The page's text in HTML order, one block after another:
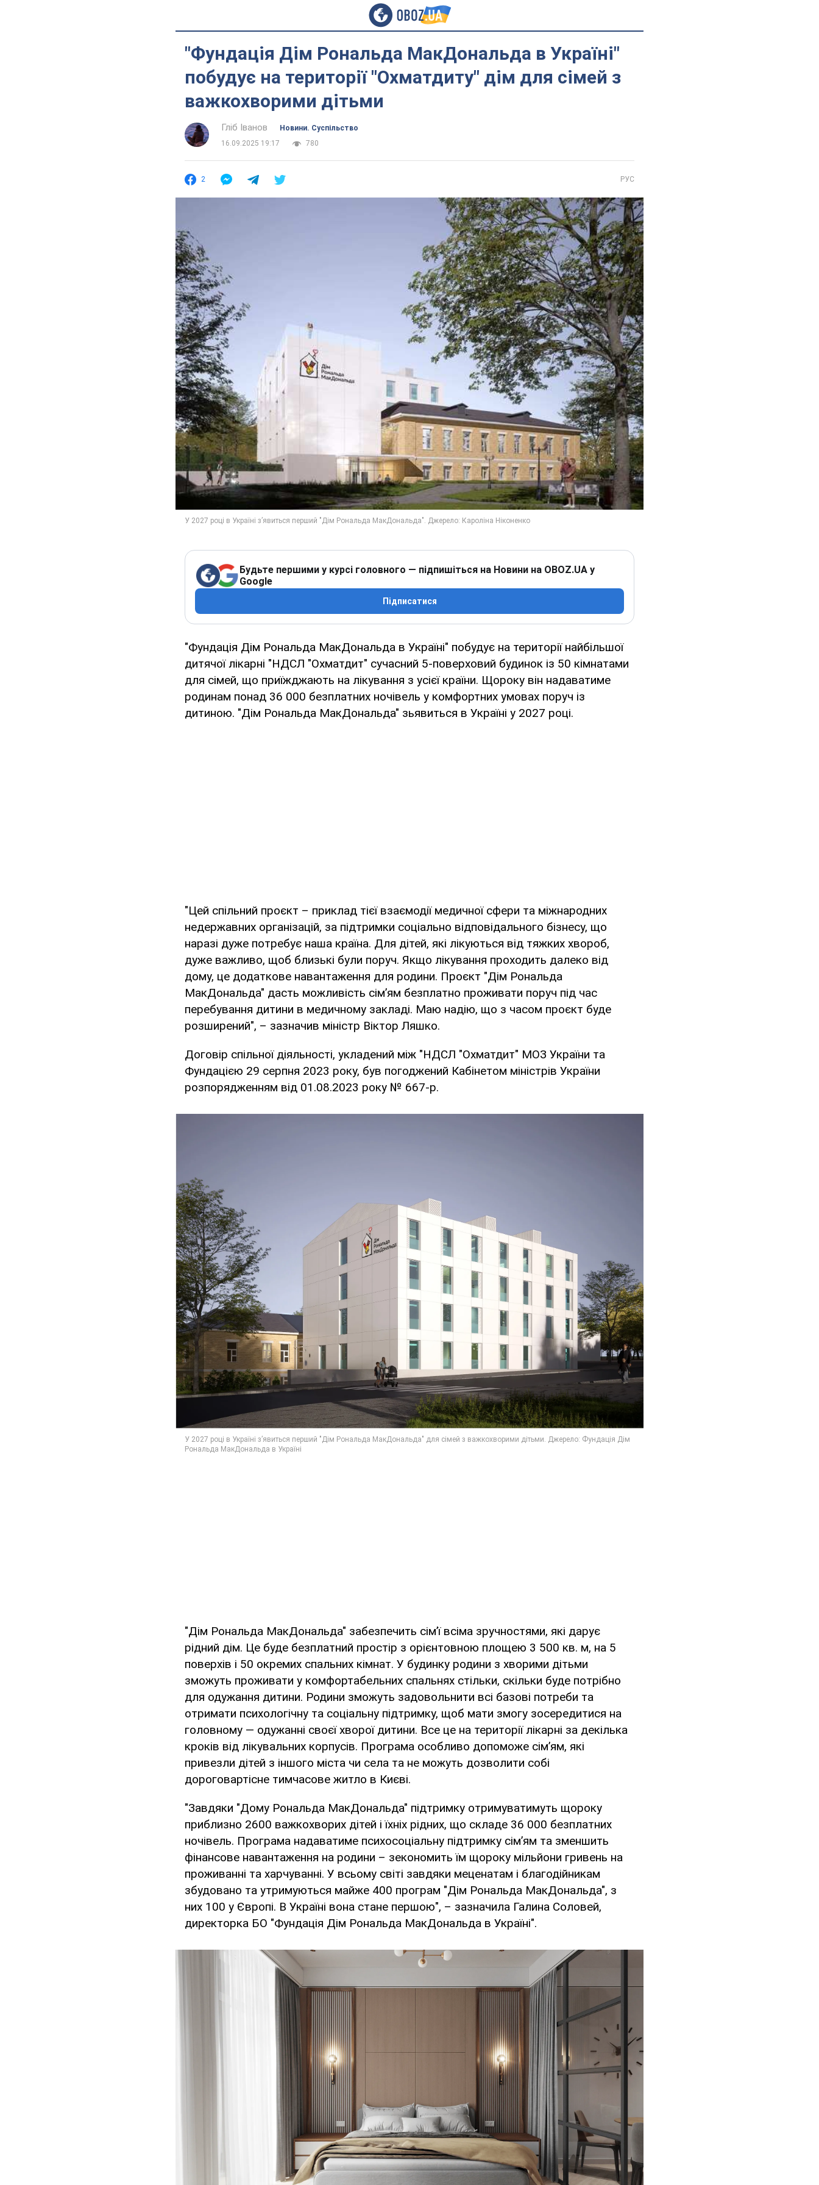
"Фундація Дім Рональда МакДональда в Україні"
побудує на території "Охматдиту" дім для сімей з
важкохворими дітьми
Гліб Іванов
Новини. Суспільство
16.09.2025 19:17
780
2 РУС
Будьте першими у курсі головного — підпишіться на Новини на OBOZ.UA у
Google
Підписатися
"Фундація Дім Рональда МакДональда в Україні" побудує на території найбільшої
дитячої лікарні "НДСЛ "Охматдит" сучасний 5-поверховий будинок із 50 кімнатами
для сімей, що приїжджають на лікування з усієї країни. Щороку він надаватиме
родинам понад 36 000 безплатних ночівель у комфортних умовах поруч із
дитиною. "Дім Рональда МакДональда" зьявиться в Україні у 2027 році.
"Цей спільний проєкт – приклад тієї взаємодії медичної сфери та міжнародних
недержавних організацій, за підтримки соціально відповідального бізнесу, що
наразі дуже потребує наша країна. Для дітей, які лікуються від тяжких хвороб,
дуже важливо, щоб близькі були поруч. Якщо лікування проходить далеко від
дому, це додаткове навантаження для родини. Проєкт "Дім Рональда
МакДональда" дасть можливість сімʼям безплатно проживати поруч під час
перебування дитини в медичному закладі. Маю надію, що з часом проєкт буде
розширений", – зазначив міністр Віктор Ляшко.
Договір спільної діяльності, укладений між "НДСЛ "Охматдит" МОЗ України та
Фундацією 29 серпня 2023 року, був погоджений Кабінетом міністрів України
розпорядженням від 01.08.2023 року № 667-р.
"Дім Рональда МакДональда" забезпечить сім’ї всіма зручностями, які дарує
рідний дім. Це буде безплатний простір з орієнтовною площею 3 500 кв. м, на 5
поверхів і 50 окремих спальних кімнат. У будинку родини з хворими дітьми
зможуть проживати у комфортабельних спальнях стільки, скільки буде потрібно
для одужання дитини. Родини зможуть задовольнити всі базові потреби та
отримати психологічну та соціальну підтримку, щоб мати змогу зосередитися на
головному — одужанні своєї хворої дитини. Все це на території лікарні за декілька
кроків від лікувальних корпусів. Програма особливо допоможе сім’ям, які
привезли дітей з іншого міста чи села та не можуть дозволити собі
дороговартісне тимчасове житло в Києві.
"Завдяки "Дому Рональда МакДональда" підтримку отримуватимуть щороку
приблизно 2600 важкохворих дітей і їхніх рідних, що складе 36 000 безплатних
ночівель. Програма надаватиме психосоціальну підтримку сім’ям та зменшить
фінансове навантаження на родини – зекономить їм щороку мільйони гривень на
проживанні та харчуванні. У всьому світі завдяки меценатам і благодійникам
збудовано та утримуються майже 400 програм "Дім Рональда МакДональда", з
них 100 у Європі. В Україні вона стане першою", – зазначила Галина Соловей,
директорка БО "Фундація Дім Рональда МакДональда в Україні".